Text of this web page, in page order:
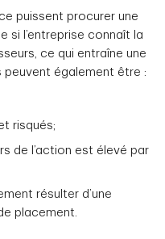
puissent procurer une
si l’entreprise connaît la
ce qui entraîne une
peuvent également être :
risqués;
de l’action est élevé par
résulter d’une
placement.